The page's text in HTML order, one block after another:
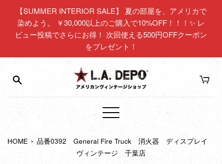
【SUMMER INTERIOR SALE】 夏の部屋を、アメリカで
染めよう。 ￥30,000以上のご購入で10%OFF！！！✨ レ
ビュー投稿でさらにお得！ 次回使える500円OFFクーポン
をプレゼント！
メ
ュ
ー
HOME › 品番0392 General Fire Truck 消火器 ディスプレイ
ヴィンテージ 千葉店